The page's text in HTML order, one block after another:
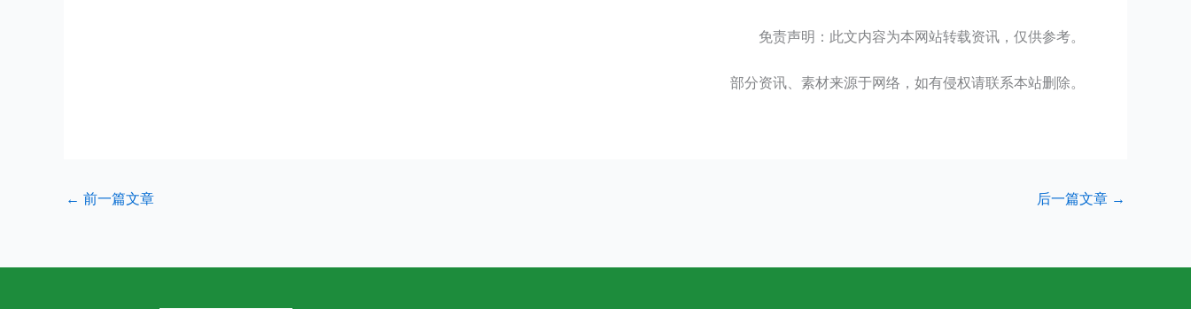
免责声明：此文内容为本网站转载资讯，仅供参考。
部分资讯、素材来源于网络，如有侵权请联系本站删除。
← 前一篇文章 后一篇文章 →